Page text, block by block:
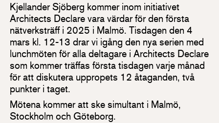
Kjellander Sjöberg kommer inom initiativet
Architects Declare vara värdar för den första
nätverksträff i 2025 i Malmö. Tisdagen den 4
mars kl. 12-13 drar vi igång den nya serien med
lunchmöten för alla deltagare i Architects Declare
som kommer träffas första tisdagen varje månad
för att diskutera uppropets 12 åtaganden, två
punkter i taget.
Mötena kommer att ske simultant i Malmö,
Stockholm och Göteborg.